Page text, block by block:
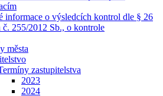
informace o výsledcích kontrol dle § 26
č. 255/2012 Sb., o kontrole
města
zastupitelstva
2023
2024